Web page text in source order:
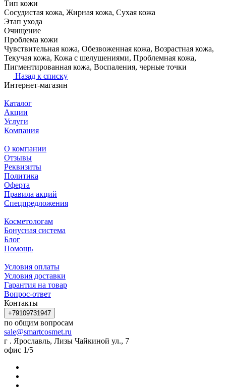
Тип кожи
Сосудистая кожа, Жирная кожа, Сухая кожа
Этап ухода
Очищение
Проблема кожи
Чувствительная кожа, Обезвоженная кожа, Возрастная кожа,
Текучая кожа, Кожа с шелушениями, Проблемная кожа,
Пигментированная кожа, Воспаления, черные точки
Назад к списку
Интернет-магазин
Каталог
Акции
Услуги
Компания
О компании
Отзывы
Реквизиты
Политика
Оферта
Правила акций
Спецпредложения
Косметологам
Бонусная система
Блог
Помощь
Условия оплаты
Условия доставки
Гарантия на товар
Вопрос-ответ
Контакты
+79109731947
по общим вопросам
sale@smartcosmet.ru
г . Ярославль, Лизы Чайкиной ул., 7
офис 1/5